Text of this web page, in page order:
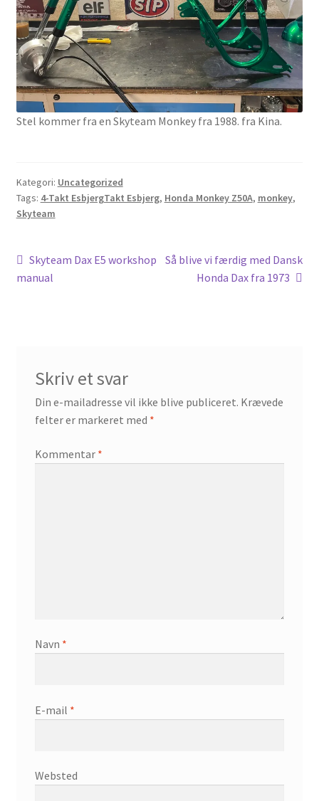
Stel kommer fra en Skyteam Monkey fra 1988. fra Kina.
Kategori: Uncategorized
Tags: 4-Takt EsbjergTakt Esbjerg, Honda Monkey Z50A, monkey,
Skyteam
Indlægsnavigation
Forrige
indlæg:
Skyteam Dax E5 workshop
manual
Næste
indlæg:
Så blive vi færdig med Dansk
Honda Dax fra 1973
Skriv et svar
Din e-mailadresse vil ikke blive publiceret. Krævede
felter er markeret med *
Kommentar *
Navn *
E-mail *
Websted